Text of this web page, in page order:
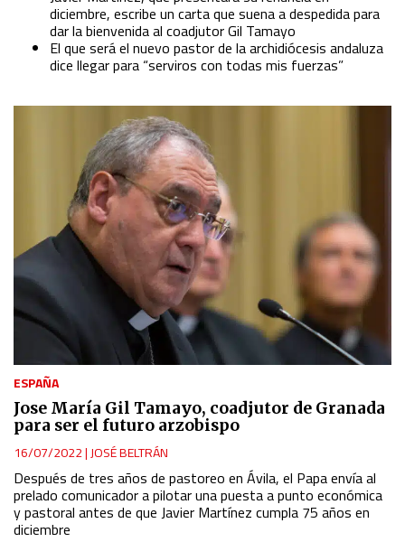
diciembre, escribe un carta que suena a despedida para
dar la bienvenida al coadjutor Gil Tamayo
El que será el nuevo pastor de la archidiócesis andaluza
dice llegar para “serviros con todas mis fuerzas”
ESPAÑA
Jose María Gil Tamayo, coadjutor de Granada
para ser el futuro arzobispo
16/07/2022|JOSÉ BELTRÁN
Después de tres años de pastoreo en Ávila, el Papa envía al
prelado comunicador a pilotar una puesta a punto económica
y pastoral antes de que Javier Martínez cumpla 75 años en
diciembre